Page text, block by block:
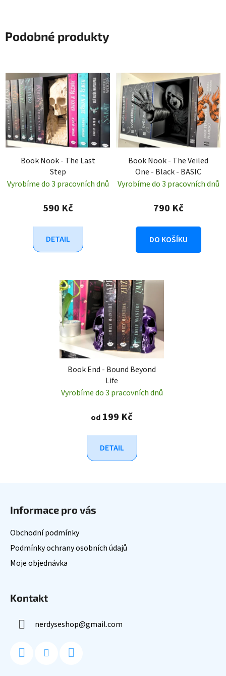
Podobné produkty
Book Nook - The Last
Step
Vyrobíme do 3 pracovních dnů
590 Kč
DETAIL
Book Nook - The Veiled
One - Black - BASIC
Vyrobíme do 3 pracovních dnů
790 Kč
DO KOŠÍKU
Book End - Bound Beyond
Life
Vyrobíme do 3 pracovních dnů
od 199 Kč
DETAIL
Informace pro vás
Obchodní podmínky
Podmínky ochrany osobních údajů
Moje objednávka
Kontakt
nerdyseshop@gmail.com